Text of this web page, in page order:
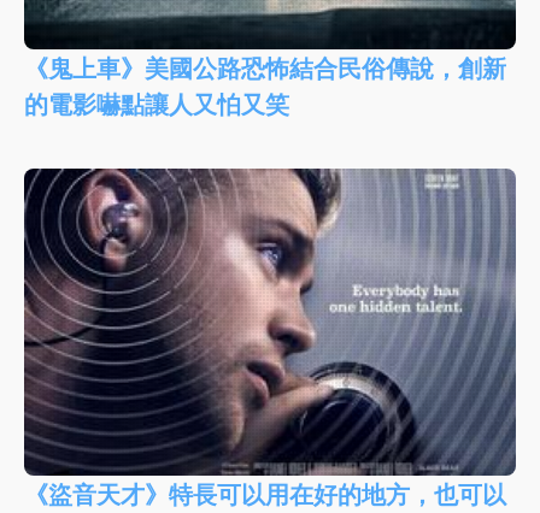
《鬼上車》美國公路恐怖結合民俗傳說，創新
的電影嚇點讓人又怕又笑
《盜音天才》特長可以用在好的地方，也可以